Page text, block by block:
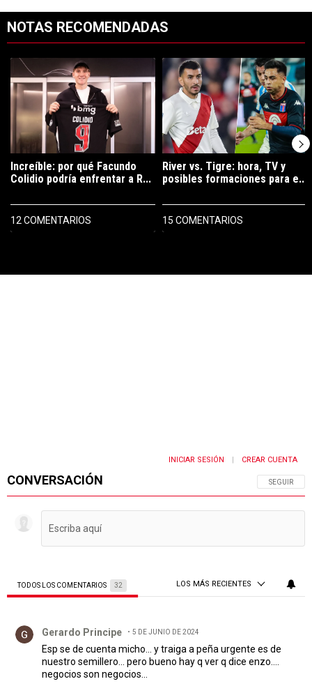
NOTAS RECOMENDADAS
Un artículo de tendencia con el título "Increíble: por qué Facundo
Increíble: por qué Facundo
Colidio podría enfrentar a R...
12 COMENTARIOS
Un artículo de tendencia con el
River vs. Tigre: hora, TV y
posibles formaciones para e...
15 COMENTARIOS
CONVERSACIÓN SIGA ESTA
SEGUIR
INICIAR SESIÓN CREAR CUENTA
TODOS LOS COMENTARIOS 32 LOS MÁS RECIENTES
Gerardo Principe 5 DE JUNIO DE 2024
Esp se de cuenta micho... y traiga a peña urgente es de
nuestro semillero... pero bueno hay q ver q dice enzo....
negocios son negocios...